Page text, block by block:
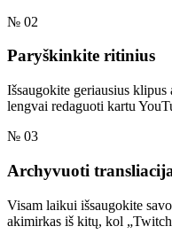
№ 02
Paryškinkite ritinius
Išsaugokite geriausius
lengvai redaguoti kartu
№ 03
Archyvuoti
Visam laikui išsaugokite
akimirkas iš kitų, kol